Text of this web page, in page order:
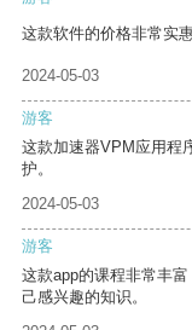
这款软件的价格非常实
2024-05-03
游客
这款加速器VPM应用程
护。
2024-05-03
游客
这款app的课程非常丰
己感兴趣的知识。